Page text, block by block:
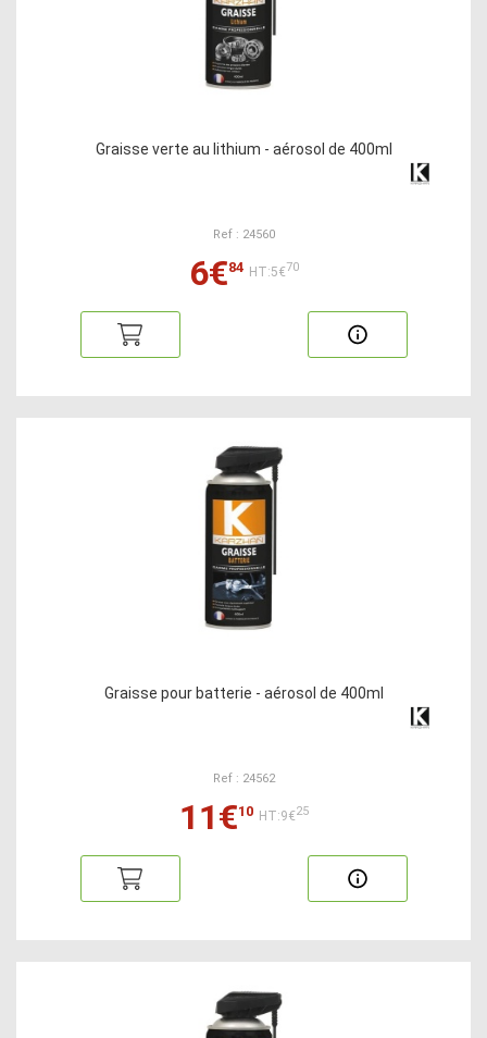
Graisse verte au lithium - aérosol de 400ml
Ref : 24560
6€84 HT:5€70
Graisse pour batterie - aérosol de 400ml
Ref : 24562
11€10 HT:9€25